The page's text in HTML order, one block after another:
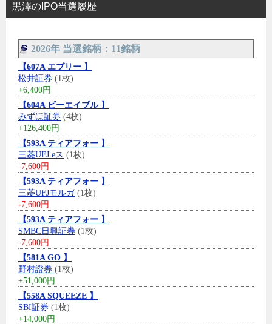
黒澤のIPO当選履歴
2026年 当選銘柄：11銘柄
【607A エブリー 】
松井証券 (1枚)
+6,400円
【604A ビーエイブル 】
みずほ証券 (4枚)
+126,400円
【593A ティアフォー 】
三菱UFJ eス (1枚)
-7,600円
【593A ティアフォー 】
三菱UFJモルガ(1枚)
-7,600円
【593A ティアフォー 】
SMBC日興証券 (1枚)
-7,600円
【581A GO 】
野村證券 (1枚)
+51,000円
【558A SQUEEZE 】
SBI証券 (1枚)
+14,000円